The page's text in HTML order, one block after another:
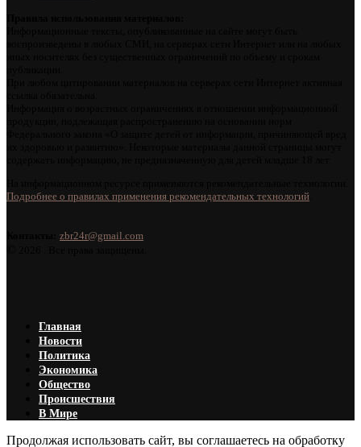
Подробнее о правилах применения рекомендательных технологий
zbr24r@gmail.com
Главная
Новости
Политика
Экономика
Общество
Происшествия
В Мире
Продолжая использовать сайт, вы соглашаетесь на обработку